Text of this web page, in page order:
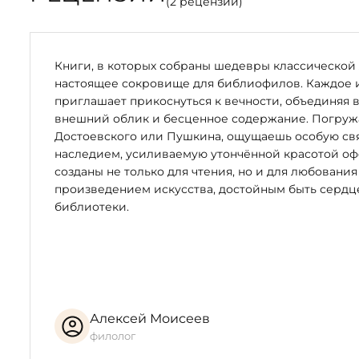
Книги, в которых собраны шедевры
настоящее сокровище для библиофилов. Каждое
приглашает прикоснуться к вечности, объединяя
внешний облик и бесценное содержание.
Достоевского или Пушкина, ощущаешь особую
наследием, усиливаемую утончённой красотой
созданы не только для чтения, но и для
произведением искусства, достойным быть
библиотеки.
Алексей Моисеев
филолог